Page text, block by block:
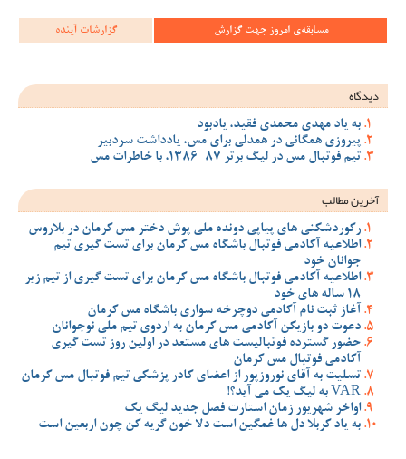
دیدگاه
به یاد مهدی محمدی فقید، یادبود
پیروزی همگانی در همدلی برای مس، یادداشت سردبیر
تیم فوتبال مس در لیگ برتر 87_1386، با خاطرات مس
آخرین مطالب
رکوردشکنی های پیاپی دونده ملی پوش دختر مس کرمان در بلاروس
اطلاعیه آکادمی فوتبال باشگاه مس کرمان برای تست گیری تیم
جوانان خود
اطلاعیه آکادمی فوتبال باشگاه مس کرمان برای تست گیری از تیم زیر
18 ساله های خود
آغاز ثبت نام آکادمی دوچرخه سواری باشگاه مس کرمان
دعوت دو بازیکن آکادمی مس کرمان به اردوی تیم ملی نوجوانان
حضور گسترده فوتبالیست های مستعد در اولین روز تست گیری
آکادمی فوتبال مس کرمان
تسلیت به آقای نوروزپور از اعضای کادر پزشکی تیم فوتبال مس کرمان
VAR به لیگ یک می آید؟!
اواخر شهریور زمان استارت فصل جدید لیگ یک
به یاد کربلا دل ها غمگین است دلا خون گریه کن چون اربعین است